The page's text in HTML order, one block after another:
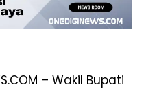
– Wakil Bupati